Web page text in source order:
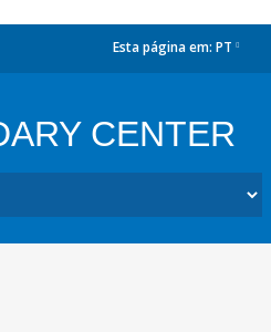
Esta página em: PT
CENTER